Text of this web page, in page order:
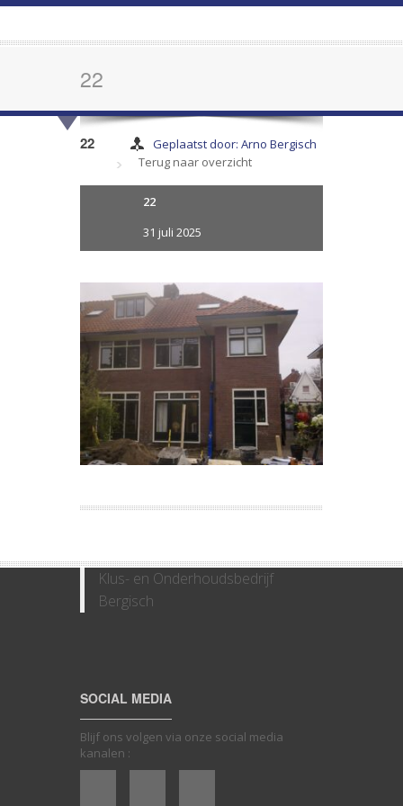
22
22
Geplaatst door: Arno Bergisch
Terug naar overzicht
22
31 juli 2025
Klus- en Onderhoudsbedrijf
Bergisch
SOCIAL MEDIA
Blijf ons volgen via onze social media
kanalen :